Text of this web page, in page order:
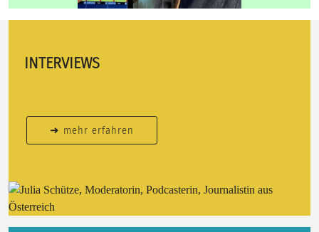
INTERVIEWS
➜ mehr erfahren